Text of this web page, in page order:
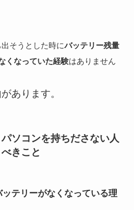
そうとした時にバッテリー残量
くなっていた経験はありません
あります。
ソコンを持ちださない人
きこと
テリーがなくなっている理